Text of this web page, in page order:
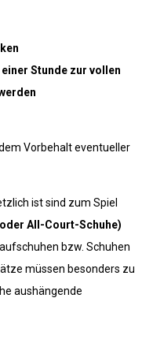
Stunde zur vollen
Vorbehalt eventueller
ist sind zum Spiel
All-Court-Schuhe)
bzw. Schuhen
müssen besonders zu
aushängende